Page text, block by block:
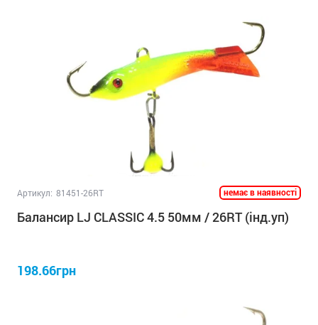
Артикул: 81451-26RT немає в наявності
Балансир LJ CLASSIC 4.5 50мм / 26RT (інд.уп)
198.66грн